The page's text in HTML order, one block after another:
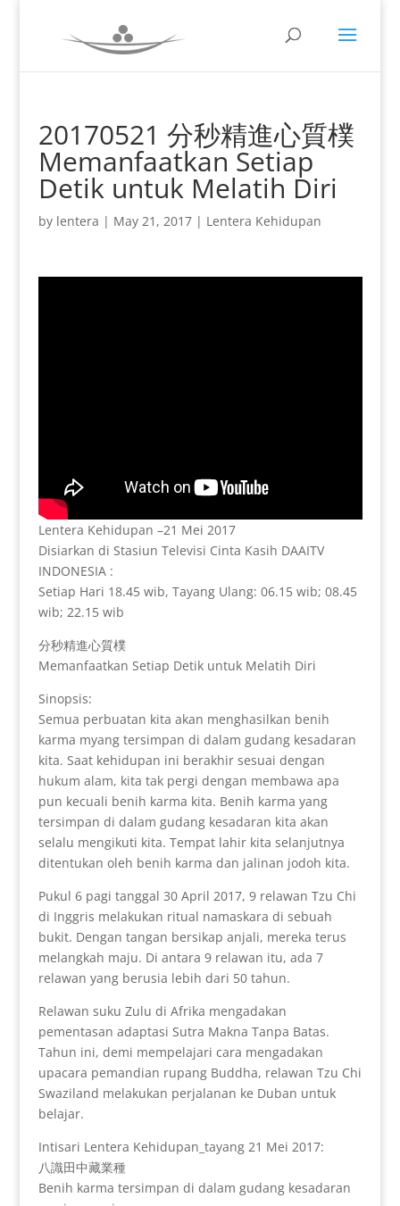
20170521 分秒精進心質樸
Memanfaatkan Setiap
Detik untuk Melatih Diri
by lentera | May 21, 2017| Lentera Kehidupan
Lentera Kehidupan –21 Mei 2017
Disiarkan di Stasiun Televisi Cinta Kasih DAAITV
INDONESIA :
Setiap Hari 18.45 wib, Tayang Ulang: 06.15 wib; 08.45
wib; 22.15 wib
分秒精進心質樸
Memanfaatkan Setiap Detik untuk Melatih Diri
Sinopsis:
Semua perbuatan kita akan menghasilkan benih
karma myang tersimpan di dalam gudang kesadaran
kita. Saat kehidupan ini berakhir sesuai dengan
hukum alam, kita tak pergi dengan membawa apa
pun kecuali benih karma kita. Benih karma yang
tersimpan di dalam gudang kesadaran kita akan
selalu mengikuti kita. Tempat lahir kita selanjutnya
ditentukan oleh benih karma dan jalinan jodoh kita.
Pukul 6 pagi tanggal 30 April 2017, 9 relawan Tzu Chi
di Inggris melakukan ritual namaskara di sebuah
bukit. Dengan tangan bersikap anjali, mereka terus
melangkah maju. Di antara 9 relawan itu, ada 7
relawan yang berusia lebih dari 50 tahun.
Relawan suku Zulu di Afrika mengadakan
pementasan adaptasi Sutra Makna Tanpa Batas.
Tahun ini, demi mempelajari cara mengadakan
upacara pemandian rupang Buddha, relawan Tzu Chi
Swaziland melakukan perjalanan ke Duban untuk
belajar.
Intisari Lentera Kehidupan_tayang 21 Mei 2017:
八識田中藏業種
Benih karma tersimpan di dalam gudang kesadaran